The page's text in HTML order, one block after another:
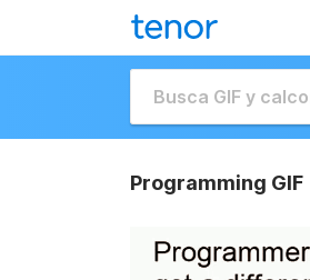
Programming GIF